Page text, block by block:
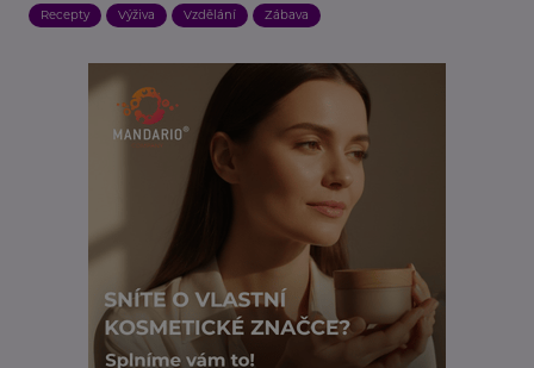
Recepty Výživa Vzdělání Zábava